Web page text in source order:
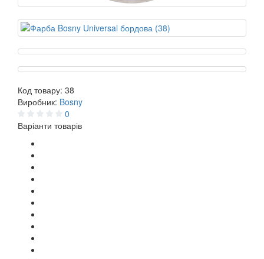
Код товару: 38
Виробник: Bosny
0
Варіанти товарів